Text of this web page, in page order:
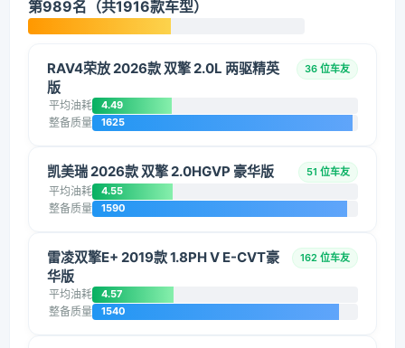
第989名（共1916款车型）
RAV4荣放 2026款 双擎 2.0L 两驱精英
版
36 位车友
平均油耗 4.49
整备质量 1625
凯美瑞 2026款 双擎 2.0HGVP 豪华版 51 位车友
平均油耗 4.55
整备质量 1590
雷凌双擎E+ 2019款 1.8PH V E-CVT豪
华版
162 位车友
平均油耗 4.57
整备质量 1540